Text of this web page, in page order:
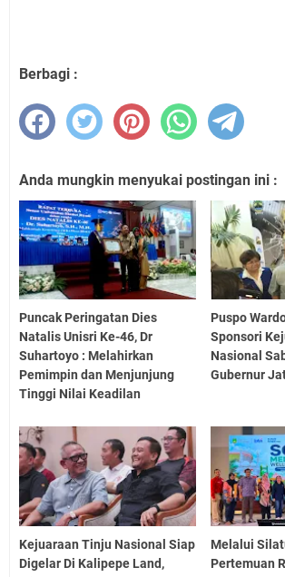
Berbagi :
Anda mungkin menyukai postingan ini :
Puncak Peringatan Dies
Natalis Unisri Ke-46, Dr
Suhartoyo : Melahirkan
Pemimpin dan Menjunjung
Tinggi Nilai Keadilan
Puspo
Sponsori
Nasional
Gubernur
Kejuaraan Tinju Nasional Siap
Digelar Di Kalipepe Land,
Melalui
Pertemuan